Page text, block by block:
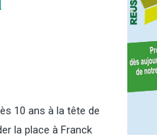
10 ans à la tête de
la place à Franck